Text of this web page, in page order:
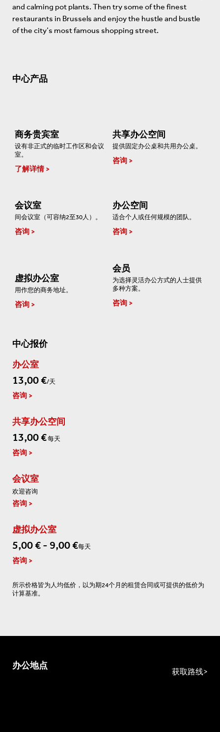
and calming pot plants. Then try some of the finest
restaurants in Brussels and enjoy the hustle and bustle
of the city’s most famous shopping street.
中心产品
商务贵宾室
设有非正式的临时工作区和会议
室。
了解详情
共享办公空间
提供固定办公桌和共用办公桌。
咨询
会议室
间会议室（可容纳2至30人）。
咨询
办公空间
适合个人或任何规模的团队。
咨询
虚拟办公室
用作您的商务地址。
咨询
会员
为选择灵活办公方式的人士提供
多种方案。
咨询
中心报价
办公室
13,00 €/天
咨询
共享办公空间
13,00 €每天
咨询
会议室
欢迎咨询
咨询
虚拟办公室
5,00 € - 9,00 €每天
咨询
所示价格皆为人均低价，以为期24个月的租赁合同或可提供的低价为
计算基准。
办公地点
获取路线